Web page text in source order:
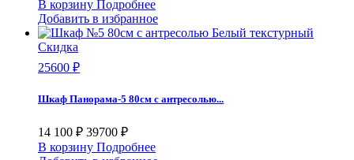
В корзину Подробнее
Добавить в избранное
Скидка
25600 ₽
Шкаф Панорама-5 80см с антресолью...
14 100 ₽ 39700 ₽
В корзину Подробнее